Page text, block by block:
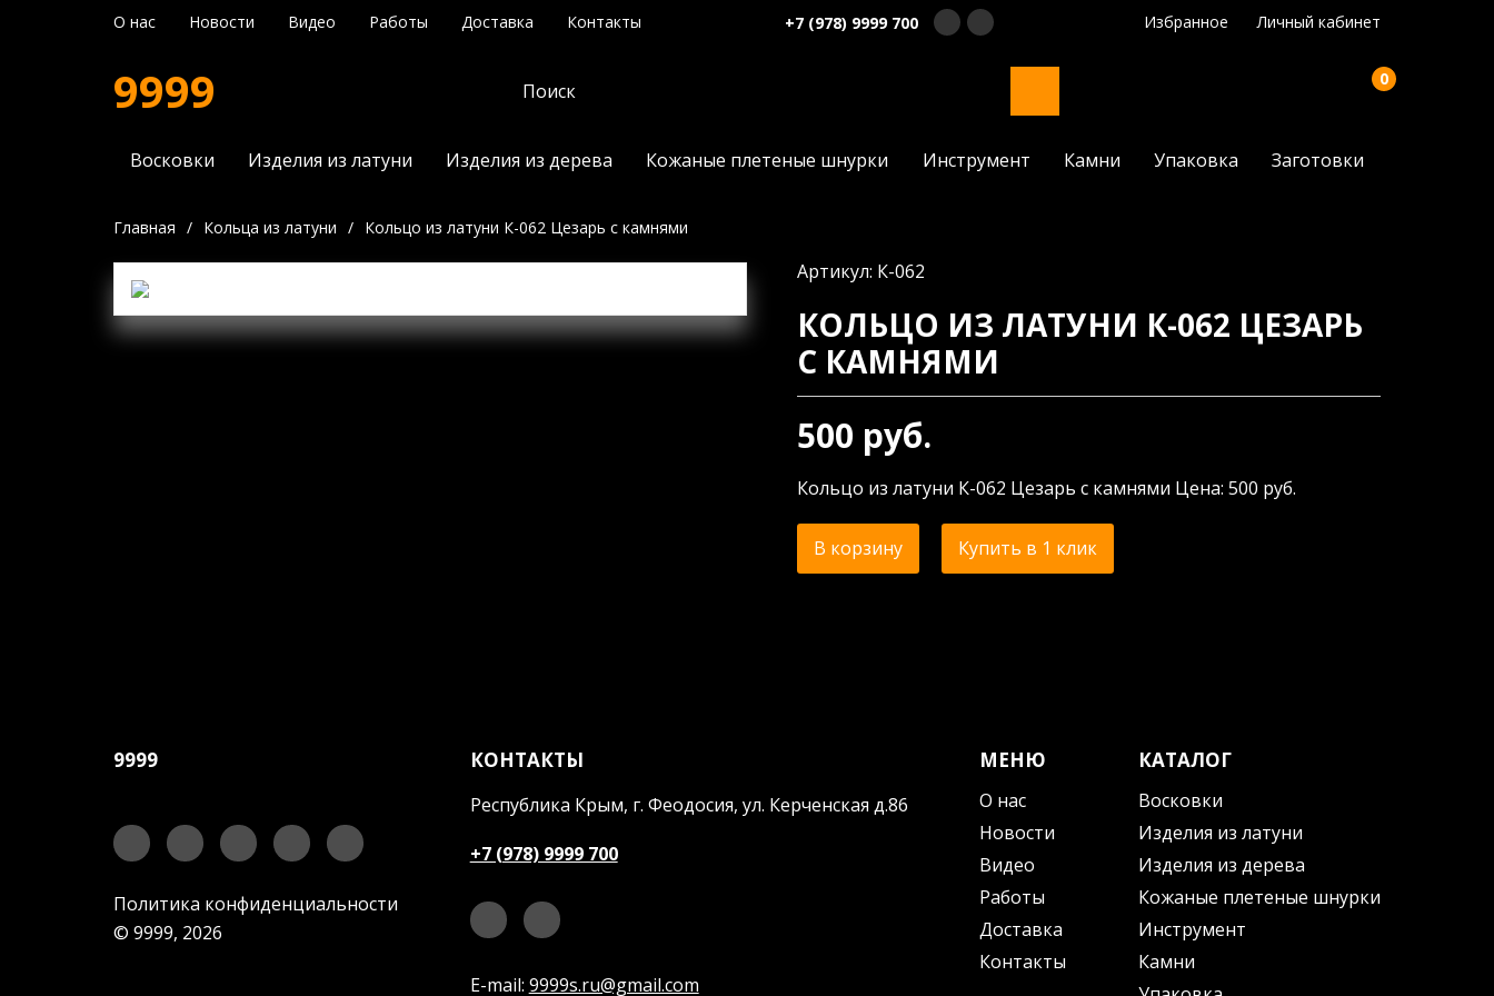
О нас Новости Видео Работы Доставка Контакты +7 (978) 9999 700 Избранное Личный кабинет
9999 0
Восковки Изделия из латуни Изделия из дерева Кожаные плетеные шнурки Инструмент Камни Упаковка Заготовки
Главная / Кольца из латуни / Кольцо из латуни К-062 Цезарь с камнями
Артикул: К-062
КОЛЬЦО ИЗ ЛАТУНИ К-062 ЦЕЗАРЬ
С КАМНЯМИ
500 руб.
Кольцо из латуни К-062 Цезарь с камнями Цена: 500 руб.
В корзину Купить в 1 клик
9999
Политика конфиденциальности
© 9999, 2026
КОНТАКТЫ
Республика Крым, г. Феодосия, ул. Керченская д.86
+7 (978) 9999 700
E-mail: 9999s.ru@gmail.com
МЕНЮ
О нас
Новости
Видео
Работы
Доставка
Контакты
КАТАЛОГ
Восковки
Изделия из латуни
Изделия из дерева
Кожаные плетеные шнурки
Инструмент
Камни